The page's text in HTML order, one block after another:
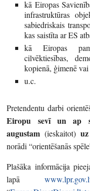
kā Eiropas
infrastruktūras
sabiedriskais
kas saistīta ar ES
kā Eiropas
cilvēktiesības,
kopienā, ģimenē
u.c.
Pretendentu darbi
Eiropu sevī un ap
augustam(ieskaitot)
norādi “orientēšanās
Plašāka informācija
lapā